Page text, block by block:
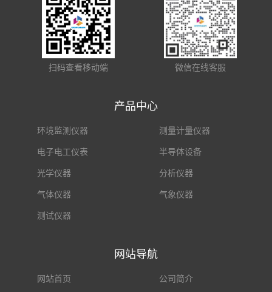
扫码查看移动端 微信在线客服
产品中心
环境监测仪器 测量计量仪器
电子电工仪表 半导体设备
光学仪器 分析仪器
气体仪器 气象仪器
测试仪器
网站导航
网站首页 公司简介